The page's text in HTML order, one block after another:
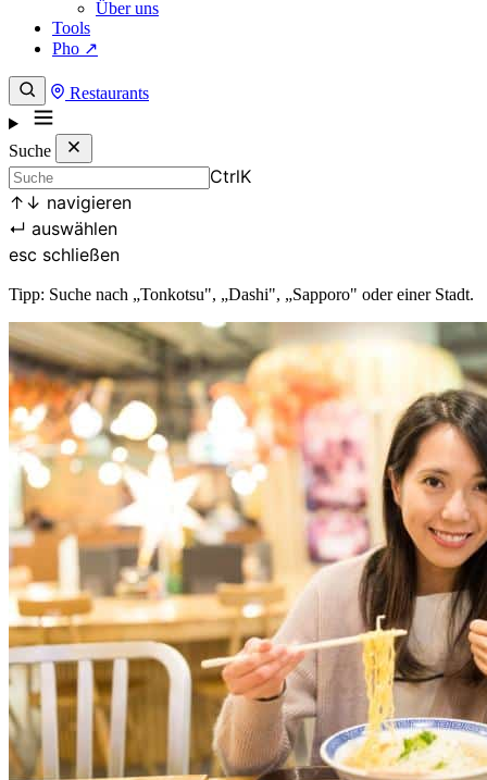
Über uns
Tools
Pho ↗
Restaurants
Suche
CtrlK
↑ ↓ navigieren
↵ auswählen
esc schließen
Tipp: Suche nach „Tonkotsu", „Dashi", „Sapporo" oder einer Stadt.